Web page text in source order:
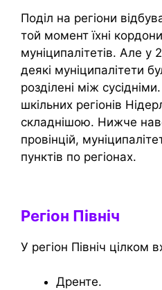
Поділ на регіони
той момент їхні
муніципалітетів. Але у
деякі муніципалітети
розділені між
шкільних регіонів
складнішою. Нижче
провінцій,
пунктів по регіонах.
Регіон Північ
У регіон Північ цілком
Дренте.